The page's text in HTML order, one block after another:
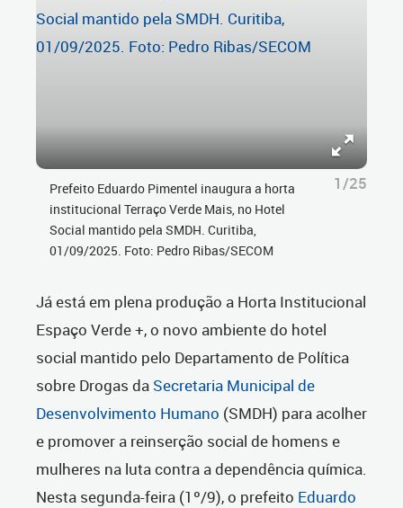
Prefeito Eduardo Pimentel inaugura a horta
institucional Terraço Verde Mais, no Hotel
Social mantido pela SMDH. Curitiba,
01/09/2025. Foto: Pedro Ribas/SECOM
1/25
Já está em plena produção a Horta Institucional
Espaço Verde +, o novo ambiente do hotel
social mantido pelo Departamento de Política
sobre Drogas da Secretaria Municipal de
Desenvolvimento Humano (SMDH) para acolher
e promover a reinserção social de homens e
mulheres na luta contra a dependência química.
Nesta segunda-feira (1º/9), o prefeito Eduardo